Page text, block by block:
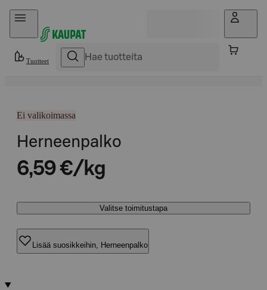
Hyppää sisältöön
Tuotteet
Ei valikoimassa
Herneenpalko
6,59 €/kg
Valitse toimitustapa
Lisää suosikkeihin, Herneenpalko